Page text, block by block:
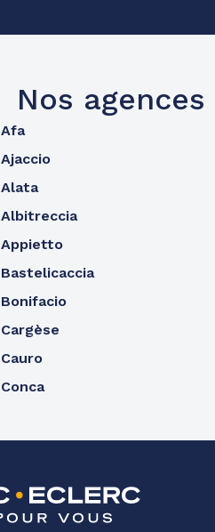
Nos
Afa
Ajaccio
Alata
Albitreccia
Appietto
Bastelicaccia
Bonifacio
Cargèse
Cauro
Conca